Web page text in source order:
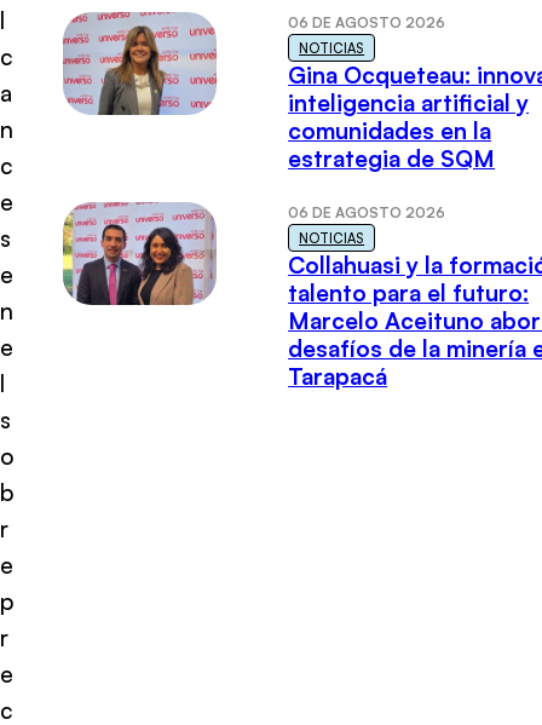
l
c
a
n
c
e
s
e
n
e
l
s
o
b
r
e
p
r
e
c
06 DE AGOSTO 2026
NOTICIAS
Gina Ocqueteau:
inteligencia artificial y
comunidades en la
estrategia de SQM
06 DE AGOSTO 2026
NOTICIAS
Collahuasi y la
talento para el futuro:
Marcelo Aceituno
desafíos de la minería
Tarapacá